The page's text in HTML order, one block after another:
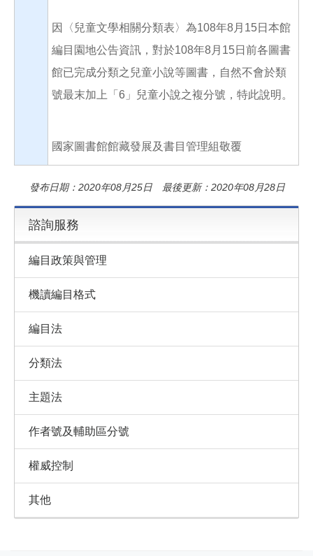
因〈兒童文學相關分類表〉為108年8月15日本館
編目園地公告資訊，對於108年8月15日前各圖書
館已完成分類之兒童小說等圖書，自然不會於類
號最末加上「6」兒童小說之複分號，特此說明。
國家圖書館館藏發展及書目管理組敬覆
發布日期：2020年08月25日 最後更新：2020年08月28日
諮詢服務
編目政策與管理
機讀編目格式
編目法
分類法
主題法
作者號及輔助區分號
權威控制
其他